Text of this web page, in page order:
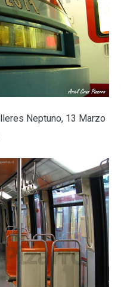
Neptuno, 13 Marzo